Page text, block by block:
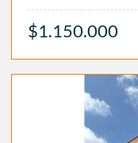
$1.150.000